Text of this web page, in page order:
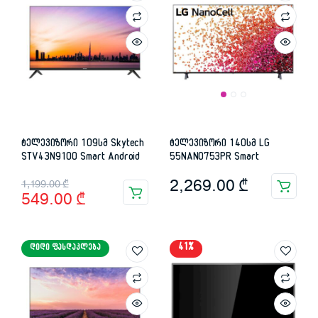
ტელევიზორი 109სმ Skytech
STV43N9100 Smart Android
1,199.00₾
Original
price
1,199.00 ₾.
549.00 ₾
Current
price
549.00 ₾.
ტელევიზორი 140სმ LG
55NANO753PR Smart
2,269.00 ₾
ᲓᲘᲓᲘ ᲤᲐᲡᲓᲐᲙᲚᲔᲑᲐ 41%